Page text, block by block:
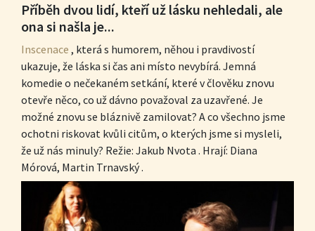
Příběh dvou lidí, kteří už lásku nehledali, ale
ona si našla je...
Inscenace , která s humorem, něhou i pravdivostí
ukazuje, že láska si čas ani místo nevybírá. Jemná
komedie o nečekaném setkání, které v člověku znovu
otevře něco, co už dávno považoval za uzavřené. Je
možné znovu se bláznivě zamilovat? A co všechno jsme
ochotni riskovat kvůli citům, o kterých jsme si mysleli,
že už nás minuly? Režie: Jakub Nvota . Hrají: Diana
Mórová, Martin Trnavský .